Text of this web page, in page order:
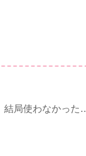
局使わなかった